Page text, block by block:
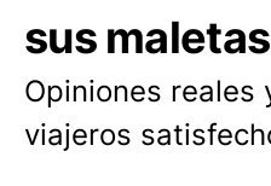
sus maletas
Opiniones reales
viajeros